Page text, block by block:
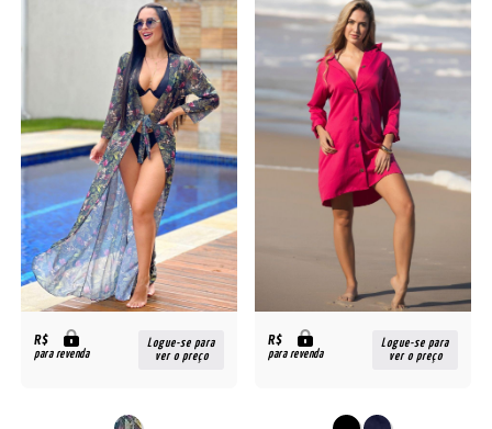
R$
para revenda
Logue-se para
ver o preço
R$
para revenda
Logue-se para
ver o preço